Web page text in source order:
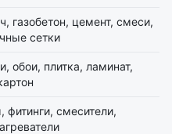
газобетон, цемент, смеси,
сетки
обои, плитка, ламинат,
фитинги, смесители,